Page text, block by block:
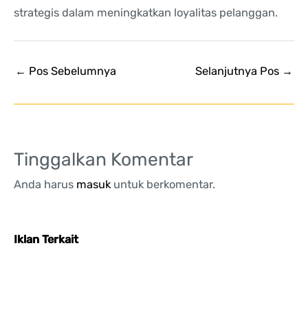
strategis dalam meningkatkan loyalitas pelanggan.
← Pos Sebelumnya Selanjutnya Pos →
Tinggalkan Komentar
Anda harus masukuntuk berkomentar.
Iklan Terkait